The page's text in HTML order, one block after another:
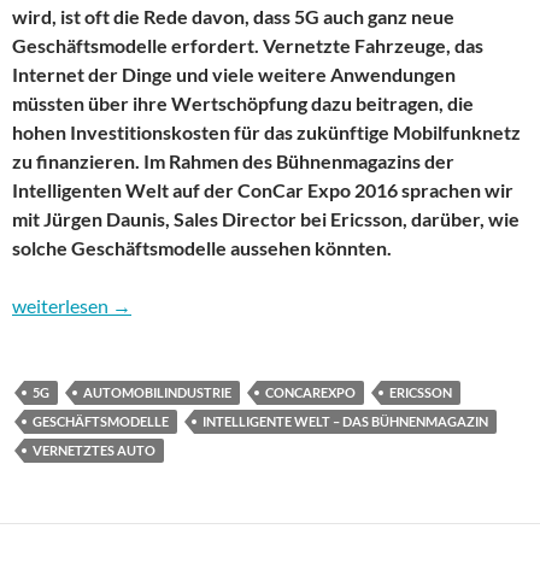
wird, ist oft die Rede davon, dass 5G auch ganz neue
Geschäftsmodelle erfordert. Vernetzte Fahrzeuge, das
Internet der Dinge und viele weitere Anwendungen
müssten über ihre Wertschöpfung dazu beitragen, die
hohen Investitionskosten für das zukünftige Mobilfunknetz
zu finanzieren. Im Rahmen des Bühnenmagazins der
Intelligenten Welt auf der ConCar Expo 2016 sprachen wir
mit Jürgen Daunis, Sales Director bei Ericsson, darüber, wie
solche Geschäftsmodelle aussehen könnten.
Geschäftsmodelle rund ums vernetzte Fahrzeug und 5G
weiterlesen →
5G AUTOMOBILINDUSTRIE CONCAREXPO
ERICSSON
GESCHÄFTSMODELLE
INTELLIGENTE WELT – DAS BÜHNENMAGAZIN
VERNETZTES AUTO